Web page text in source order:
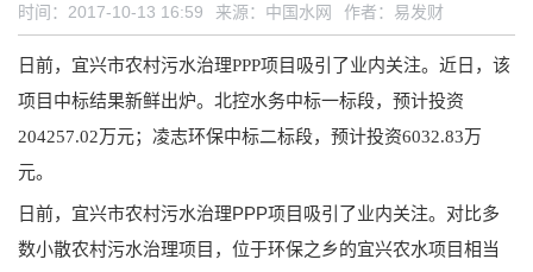
时间：2017-10-13 16:59 来源： 中国水网 作者：易发财
日前，宜兴市农村污水治理PPP项目吸引了业内关注。近日，该
项目中标结果新鲜出炉。北控水务中标一标段，预计投资
204257.02万元；凌志环保中标二标段，预计投资6032.83万
元。
日前，宜兴市农村污水治理PPP项目吸引了业内关注。对比多
数小散农村污水治理项目，位于环保之乡的宜兴农水项目相当